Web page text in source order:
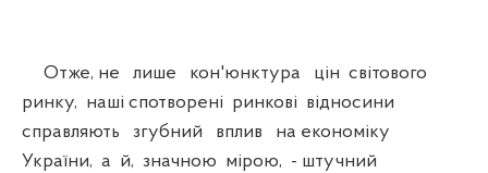
Отже, не лише кон'юнктура цін світового
ринку, наші спотворені ринкові відносини
справляють згубний вплив на економіку
України, а й, значною мірою, - штучний